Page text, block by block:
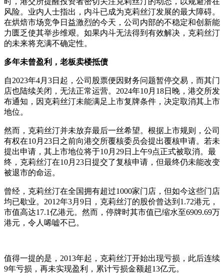
风险。业内人士指出，内斗已成为克莉丝汀发展的最大障碍。
在烘焙市场竞争日益激烈的今天，公司内部的不稳定和创新能
力匮乏使其举步维艰。如果内斗无法得到有效解决，克莉丝汀
的未来将充满不确定性。
多年未曾盈利，老板卖楼抵债
自2023年4月3日起，公司股票便因财务问题暂停交易，而其门
店也陆续关闭，无法正常运营。2024年10月18日晚，港交所发
布通知，因克莉丝汀未能满足上市复牌条件，决定取消其上市
地位。
然而，克莉丝汀并未放弃最后一丝希望。根据上市规则，公司
有权在10月23日之前向港交所覆核委员会提出覆核申请。若未
提出申请，其上市地位将于10月29日上午9点正式被取消。最
终，克莉丝汀在10月23日提交了复核申请，但最终仍未能改变
被退市的命运。
曾经，克莉丝汀在全国拥有超过1000家门店，但如今这些门店
均已歇业。2012年3月9日，克莉丝汀的股价曾达到1.72港元，
市值高达17.1亿港元。然而，停牌时其市值已缩水至6909.69万
港元，令人唏嘘不已。
值得一提的是，2013年起，克莉丝汀开始出现亏损，此后连续
9年亏损，再未实现盈利，累计亏损金额超13亿元。